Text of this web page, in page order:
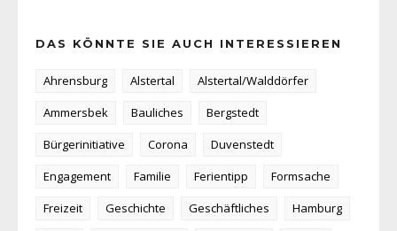
DAS KÖNNTE SIE AUCH INTERESSIEREN
Ahrensburg Alstertal
Alstertal/Walddörfer
Ammersbek
Bauliches
Bergstedt
Bürgerinitiative
Corona
Duvenstedt
Engagement
Familie Ferientipp
Formsache
Freizeit
Geschichte Geschäftliches
Hamburg